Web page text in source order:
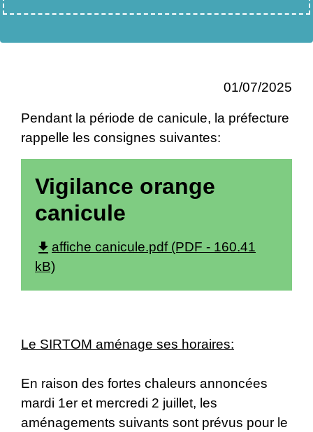
01/07/2025
Pendant la période de canicule, la préfecture
rappelle les consignes suivantes:
Vigilance orange
canicule
file_download affiche canicule.pdf (PDF - 160.41
kB)
Le SIRTOM aménage ses horaires:
En raison des fortes chaleurs annoncées
mardi 1er et mercredi 2 juillet, les
aménagements suivants sont prévus pour le